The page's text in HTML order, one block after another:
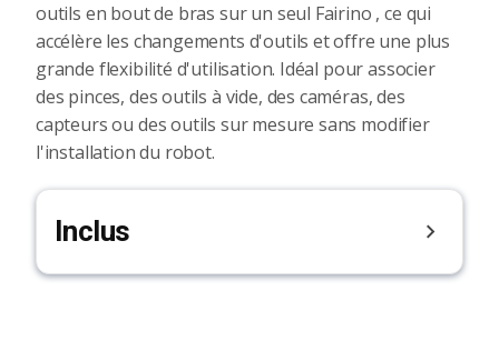
outils en bout de bras sur un seul Fairino , ce qui
accélère les changements d'outils et offre une plus
grande flexibilité d'utilisation. Idéal pour associer
des pinces, des outils à vide, des caméras, des
capteurs ou des outils sur mesure sans modifier
l'installation du robot.
Inclus